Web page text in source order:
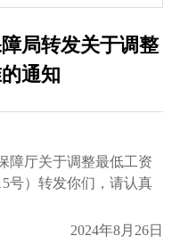
局转发关于调整
通知
厅关于调整最低工资
号）转发你们，请认真
2024年8月26日